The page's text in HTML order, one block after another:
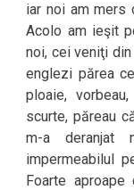
iar noi am mers
Acolo am ieşit
noi, cei veniţi
englezi părea
ploaie,
scurte, păreau
m-a
impermeabilul
Foarte